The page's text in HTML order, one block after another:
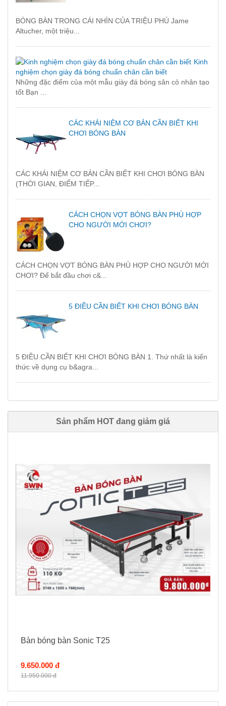
BÓNG BÀN TRONG CÁI NHÌN CỦA TRIỆU PHÚ Jame
Altucher, một triệu...
Kinh
nghiệm chọn giày đá bóng chuẩn chân cần biết
Những đặc điểm của một mẫu giày đá bóng sân cỏ nhân tạo
tốt Bạn ...
CÁC KHÁI NIỆM CƠ BẢN CẦN BIẾT KHI
CHƠI BÓNG BÀN
CÁC KHÁI NIỆM CƠ BẢN CẦN BIẾT KHI CHƠI BÓNG BÀN
(THỜI GIAN, ĐIỂM TIẾP...
CÁCH CHỌN VỢT BÓNG BÀN PHÙ HỢP
CHO NGƯỜI MỚI CHƠI?
CÁCH CHỌN VỢT BÓNG BÀN PHÙ HỢP CHO NGƯỜI MỚI
CHƠI? Để bắt đầu chơi c&...
5 ĐIỀU CẦN BIẾT KHI CHƠI BÓNG BÀN
5 ĐIỀU CẦN BIẾT KHI CHƠI BÓNG BÀN 1. Thứ nhất là kiến
thức về dụng cụ b&agra...
Sản phẩm HOT đang giảm giá
Bàn bóng bàn Sonic T25
9.650.000 đ
11.950.000 đ